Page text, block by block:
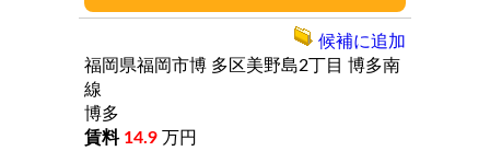
福岡県福岡市博 多区美野島2丁目 博多南
線
博多
14.9 万円
候補に追加